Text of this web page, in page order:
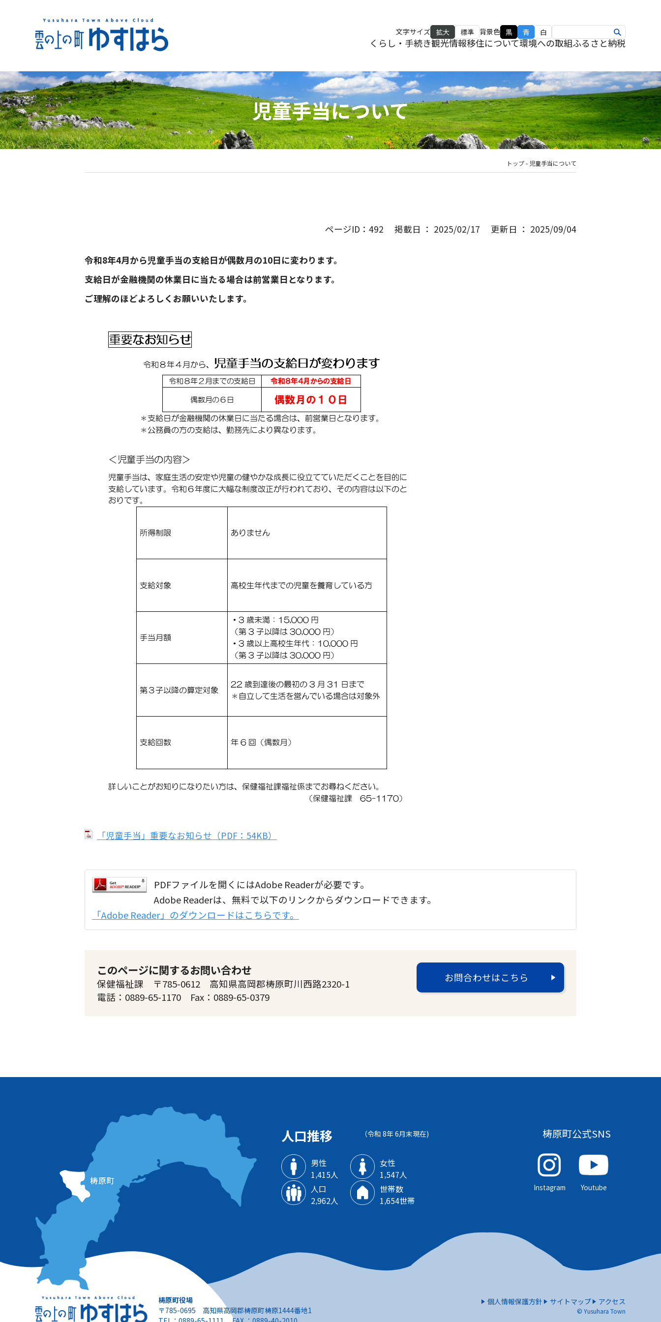
文字サイズ 拡大 標準 背景色 黒 青 白
くらし・手続き観光情報移住について環境への取組ふるさと納税
児童手当について
トップ- 児童手当について
ページID：492 掲載日 ： 2025/02/17 更新日 ： 2025/09/04
令和8年4月から児童手当の支給日が偶数月の10日に変わります。
支給日が金融機関の休業日に当たる場合は前営業日となります。
ご理解のほどよろしくお願いいたします。
「児童手当」重要なお知らせ（PDF：54KB）
PDFファイルを開くにはAdobe Readerが必要です。
Adobe Readerは、無料で以下のリンクからダウンロードできます。
「Adobe Reader」のダウンロードはこちらです。
このページに関するお問い合わせ
保健福祉課 〒785-0612 高知県高岡郡梼原町川西路2320-1
電話：0889-65-1170 Fax：0889-65-0379
お問合わせはこちら
人口推移 （令和 8年 6月末現在)
男性
1‚415人
女性
1‚547人
人口
2‚962人
世帯数
1‚654世帯
梼原町公式SNS
Instagram Youtube
梼原町役場
〒785-0695 高知県高岡郡梼原町梼原1444番地1
個人情報保護方針 サイトマップ アクセス
© Yusuhara Town